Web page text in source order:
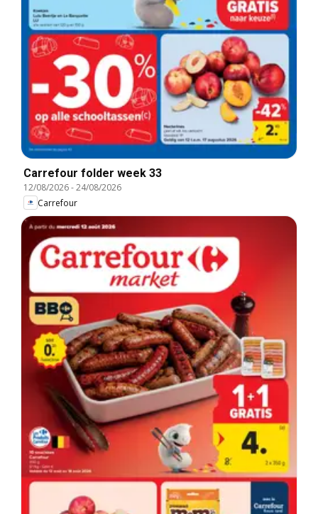
Carrefour folder week 33
12/08/2026-24/08/2026
Carrefour